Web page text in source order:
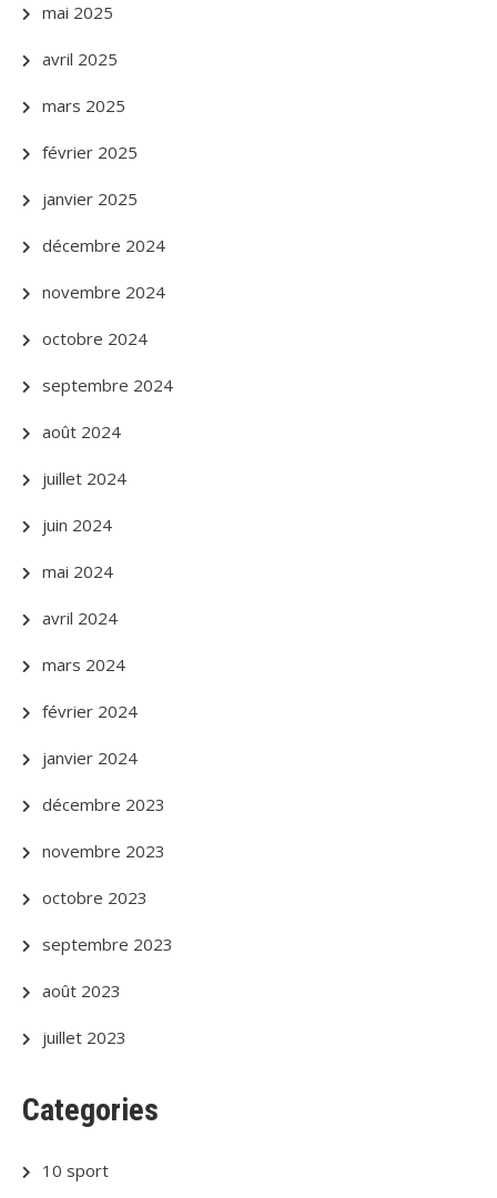
mai 2025
avril 2025
mars 2025
février 2025
janvier 2025
décembre 2024
novembre 2024
octobre 2024
septembre 2024
août 2024
juillet 2024
juin 2024
mai 2024
avril 2024
mars 2024
février 2024
janvier 2024
décembre 2023
novembre 2023
octobre 2023
septembre 2023
août 2023
juillet 2023
Categories
10 sport